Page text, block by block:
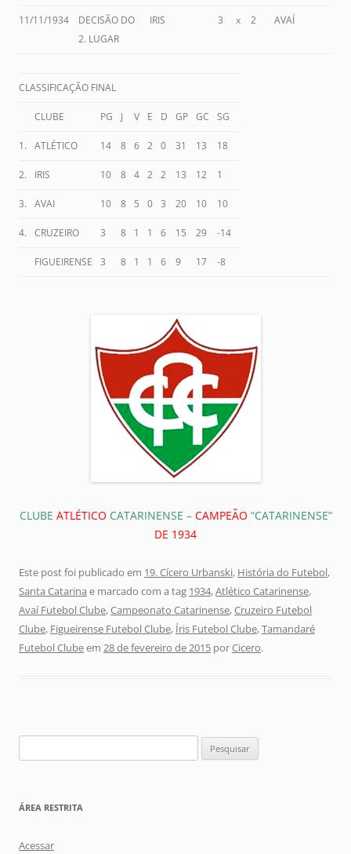
11/11/1934
DECISÃO DO
2. LUGAR
IRIS 3 x 2 AVAÍ
CLASSIFICAÇÃO FINAL
CLUBE PG J V E D GP GC SG
1. ATLÉTICO 14 8 6 2 0 31 13 18
2. IRIS 10 8 4 2 2 13 12 1
3. AVAI 10 8 5 0 3 20 10 10
4. CRUZEIRO 3 8 1 1 6 15 29 -14
FIGUEIRENSE 3 8 1 1 6 9 17 -8
CLUBE ATLÉTICO CATARINENSE – CAMPEÃO “CATARINENSE”
DE 1934
Este post foi publicado em 19. Cícero Urbanski, História do Futebol,
Santa Catarina e marcado com a tag 1934,Atlético Catarinense,
Avaí Futebol Clube,Campeonato Catarinense,Cruzeiro Futebol
Clube, Figueirense Futebol Clube, Íris Futebol Clube,Tamandaré
Futebol Clubeem 28 de fevereiro de 2015 porCicero.
por:
ÁREA RESTRITA
Acessar